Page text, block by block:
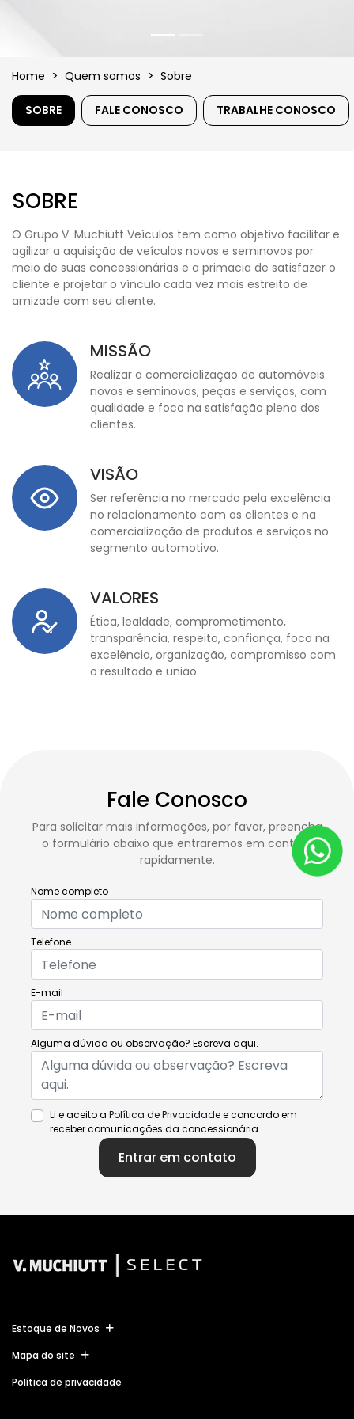
Home Quem somos Sobre
SOBRE FALE CONOSCO TRABALHE CONOSCO
SOBRE
O Grupo V. Muchiutt Veículos tem como objetivo facilitar e
agilizar a aquisição de veículos novos e seminovos por
meio de suas concessionárias e a primacia de satisfazer o
cliente e projetar o vínculo cada vez mais estreito de
amizade com seu cliente.
MISSÃO
Realizar a comercialização de automóveis
novos e seminovos, peças e serviços, com
qualidade e foco na satisfação plena dos
clientes.
VISÃO
Ser referência no mercado pela excelência
no relacionamento com os clientes e na
comercialização de produtos e serviços no
segmento automotivo.
VALORES
Ética, lealdade, comprometimento,
transparência, respeito, confiança, foco na
excelência, organização, compromisso com
o resultado e união.
Fale Conosco
Para solicitar mais informações, por favor, preencha
o formulário abaixo que entraremos em contato
rapidamente.
Nome completo
Telefone
E-mail
Alguma dúvida ou observação? Escreva aqui.
Li e aceito a Política de Privacidadee concordo em
receber comunicações da concessionária.
Entrar em contato
Estoque de Novos
Mapa do site
Política de privacidade